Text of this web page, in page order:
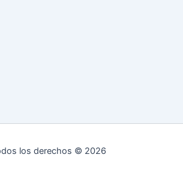
los derechos © 2026